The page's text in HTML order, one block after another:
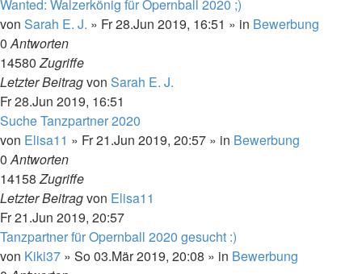
Wanted: Walzerkönig für Opernball 2020 ;)
von Sarah E. J. » Fr 28.Jun 2019, 16:51 » in Bewerbung
0Antworten
14580Zugriffe
Letzter Beitragvon Sarah E. J.
Fr 28.Jun 2019, 16:51
Suche Tanzpartner 2020
von Elisa11 » Fr 21.Jun 2019, 20:57 » in Bewerbung
0Antworten
14158Zugriffe
Letzter Beitragvon Elisa11
Fr 21.Jun 2019, 20:57
Tanzpartner für Opernball 2020 gesucht :)
von Kiki37 » So 03.Mär 2019, 20:08 » in Bewerbung